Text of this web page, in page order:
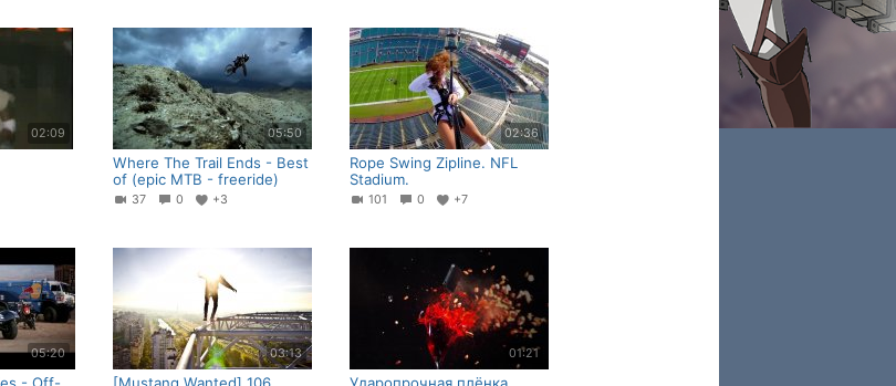
02:09 05:50
Where The Trail Ends - Best
of (epic MTB - freeride)
37 0 +3
02:36
Rope Swing Zipline. NFL
Stadium.
101 0 +7
05:20 03:13 01:21